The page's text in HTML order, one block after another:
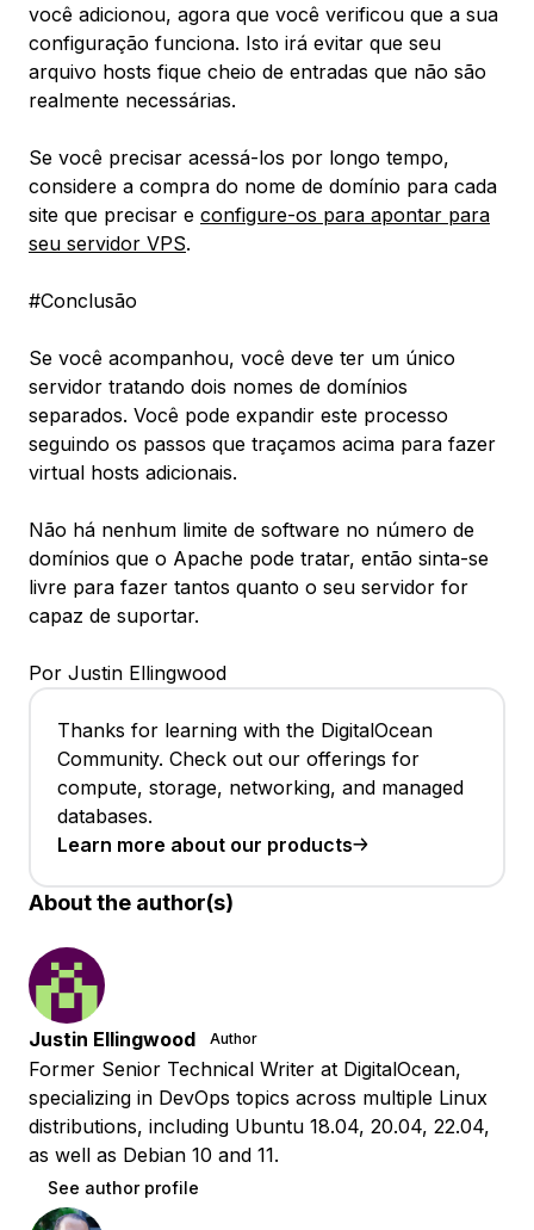
você adicionou, agora que você verificou que a sua
configuração funciona. Isto irá evitar que seu
arquivo hosts fique cheio de entradas que não são
realmente necessárias.
Se você precisar acessá-los por longo tempo,
considere a compra do nome de domínio para cada
site que precisar e configure-os para apontar para
seu servidor VPS.
#Conclusão
Se você acompanhou, você deve ter um único
servidor tratando dois nomes de domínios
separados. Você pode expandir este processo
seguindo os passos que traçamos acima para fazer
virtual hosts adicionais.
Não há nenhum limite de software no número de
domínios que o Apache pode tratar, então sinta-se
livre para fazer tantos quanto o seu servidor for
capaz de suportar.
Por Justin Ellingwood
Thanks for learning with the DigitalOcean
Community. Check out our offerings for
compute, storage, networking, and managed
databases.
Learn more about our products
About the author(s)
Justin Ellingwood Author
Former Senior Technical Writer at DigitalOcean,
specializing in DevOps topics across multiple Linux
distributions, including Ubuntu 18.04, 20.04, 22.04,
as well as Debian 10 and 11.
See author profile